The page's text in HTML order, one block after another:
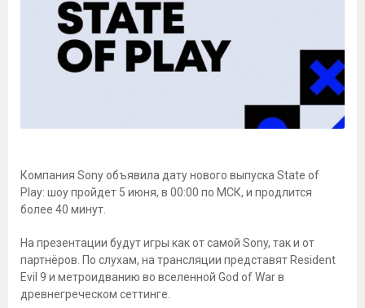
Компания Sony объявила дату нового выпуска State of
Play: шоу пройдет 5 июня, в 00:00 по МСК, и продлится
более 40 минут.
На презентации будут игры как от самой Sony, так и от
партнёров. По слухам, на трансляции представят Resident
Evil 9 и метроидванию во вселенной God of War в
древнегреческом сеттинге.